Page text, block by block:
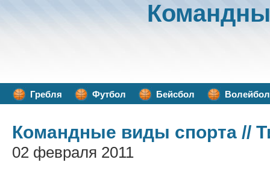
Гребля Футбол Бейсбол Волейбол
Командные виды спорта //
02 февраля 2011